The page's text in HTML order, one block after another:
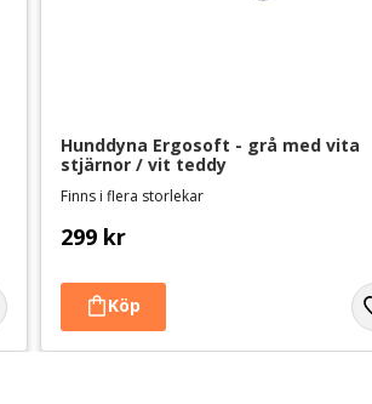
Hunddyna Ergosoft - grå med vita
stjärnor / vit teddy
Finns i flera storlekar
299 kr